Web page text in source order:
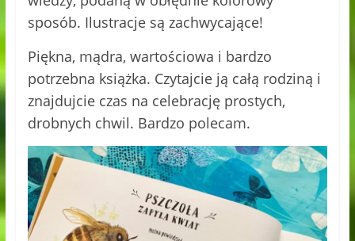
sposób. Ilustracje są zachwycające!
Piękna, mądra, wartościowa i bardzo
potrzebna książka. Czytajcie ją całą rodziną i
znajdujcie czas na celebrację prostych,
drobnych chwil. Bardzo polecam.